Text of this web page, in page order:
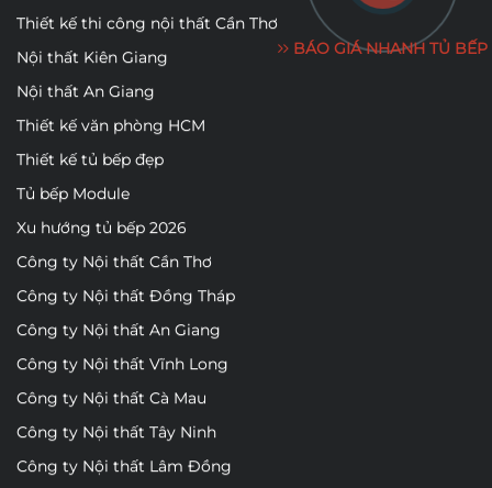
BÁO GIÁ NHANH TỦ BẾP
Thiết kế thi công nội thất Cần Thơ
Nội thất Kiên Giang
Nội thất An Giang
Thiết kế văn phòng HCM
Thiết kế tủ bếp đẹp
Tủ bếp Module
Xu hướng tủ bếp 2026
Công ty Nội thất Cần Thơ
Công ty Nội thất Đồng Tháp
Công ty Nội thất An Giang
Công ty Nội thất Vĩnh Long
Công ty Nội thất Cà Mau
Công ty Nội thất Tây Ninh
Công ty Nội thất Lâm Đồng